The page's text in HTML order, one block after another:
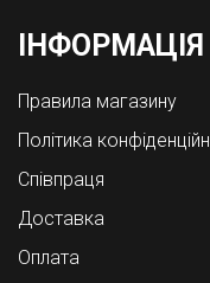
ІНФОРМАЦІЯ
Правила магазину
Політика
Співпраця
Доставка
Оплата